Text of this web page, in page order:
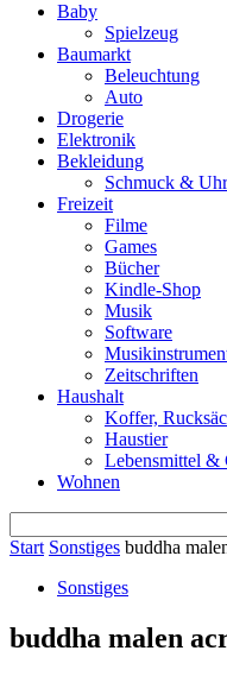
Baby
Spielzeug
Baumarkt
Beleuchtung
Auto
Drogerie
Elektronik
Bekleidung
Schmuck &
Freizeit
Filme
Games
Bücher
Kindle-Shop
Musik
Software
Zeitschriften
Haushalt
Koffer,
Haustier
Lebensmittel &
Wohnen
Start Sonstiges buddha
Sonstiges
buddha malen